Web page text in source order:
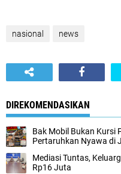
nasional news
DIREKOMENDASIKAN
Bak Mobil Bukan Kursi
Pertaruhkan Nyawa di
Mediasi Tuntas,
Rp16 Juta